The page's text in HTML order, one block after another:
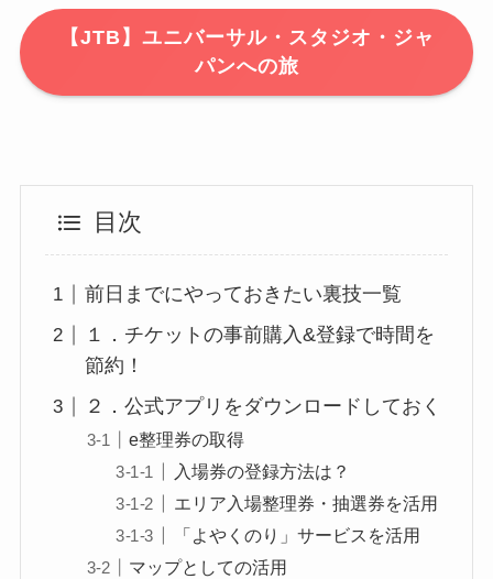
【JTB】ユニバーサル・スタジオ・ジャ
パンへの旅
目次
前日までにやっておきたい裏技一覧
１．チケットの事前購入&登録で時間を
節約！
２．公式アプリをダウンロードしておく
e整理券の取得
入場券の登録方法は？
エリア入場整理券・抽選券を活用
「よやくのり」サービスを活用
マップとしての活用